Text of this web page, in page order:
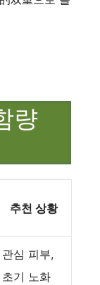
량
추천 상황
관심 피부,
초기 노화